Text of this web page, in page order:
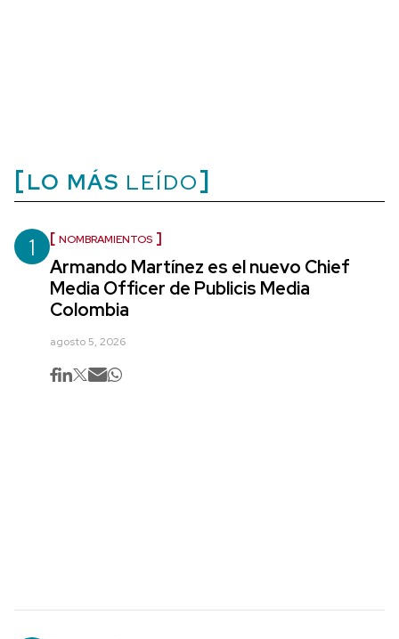
LO MÁS LEÍDO
1 NOMBRAMIENTOS
Armando Martínez es el nuevo Chief
Media Officer de Publicis Media
Colombia
agosto 5, 2026